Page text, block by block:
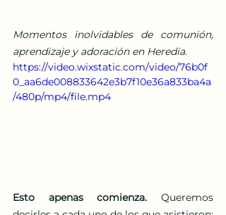
Momentos inolvidables de comunión,
aprendizaje y adoración en Heredia.
https://video.wixstatic.com/video/76b0f
0_aa6de008833642e3b7f10e36a833ba4a
/480p/mp4/file.mp4
Esto apenas comienza. Queremos